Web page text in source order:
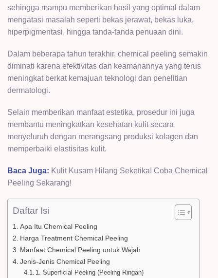
sehingga mampu memberikan hasil yang optimal dalam
mengatasi masalah seperti bekas jerawat, bekas luka,
hiperpigmentasi, hingga tanda-tanda penuaan dini.
Dalam beberapa tahun terakhir, chemical peeling semakin
diminati karena efektivitas dan keamanannya yang terus
meningkat berkat kemajuan teknologi dan penelitian
dermatologi.
Selain memberikan manfaat estetika, prosedur ini juga
membantu meningkatkan kesehatan kulit secara
menyeluruh dengan merangsang produksi kolagen dan
memperbaiki elastisitas kulit.
Baca Juga: Kulit Kusam Hilang Seketika! Coba Chemical
Peeling Sekarang!
Daftar Isi
Apa Itu Chemical Peeling
Harga Treatment Chemical Peeling
Manfaat Chemical Peeling untuk Wajah
Jenis-Jenis Chemical Peeling
1. Superficial Peeling (Peeling Ringan)